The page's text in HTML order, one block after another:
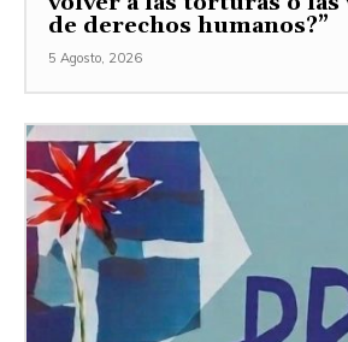
de derechos humanos?”
5 Agosto, 2026